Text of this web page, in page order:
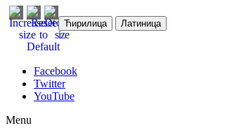
Ћирилица Латиница
Facebook
Twitter
YouTube
Menu